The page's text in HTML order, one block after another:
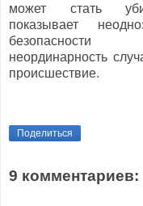
может стать
показывает
неординарность
происшествие.
Поделиться
9 комментариев: